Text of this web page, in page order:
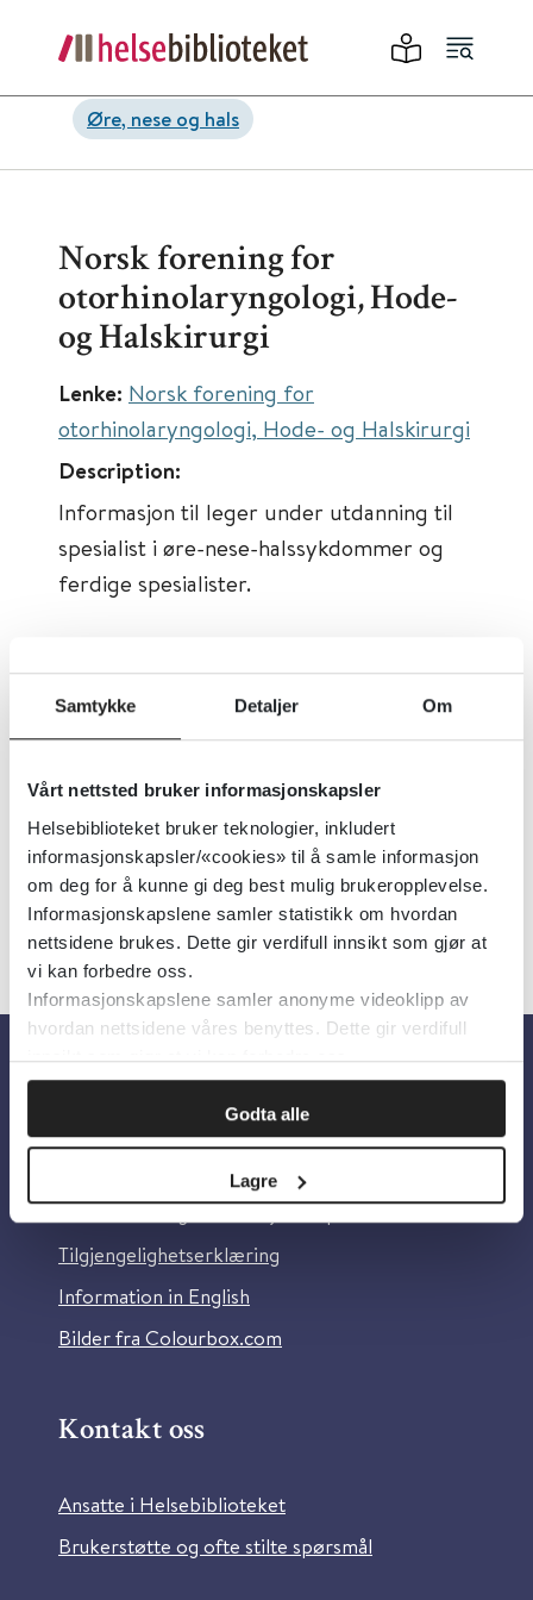
Samtykke Detaljer Om
Vårt nettsted bruker informasjonskapsler
Helsebiblioteket bruker teknologier, inkludert
informasjonskapsler/«cookies» til å samle informasjon
om deg for å kunne gi deg best mulig brukeropplevelse.
Informasjonskapslene samler statistikk om hvordan
nettsidene brukes. Dette gir verdifull innsikt som gjør at
vi kan forbedre oss.
Informasjonskapslene samler anonyme videoklipp av
hvordan nettsidene våres benyttes. Dette gir verdifull
innsikt som gjør at vi kan forbedre oss.
Godta alle
Lagre
Øre, nese og hals
Norsk forening for
otorhinolaryngologi, Hode-
og Halskirurgi
Lenke: Norsk forening for
otorhinolaryngologi, Hode- og Halskirurgi
Description:
Informasjon til leger under utdanning til
spesialist i øre-nese-halssykdommer og
ferdige spesialister.
Dokumenttype:
Språk: Norsk
Om Helsebiblioteket
Personvern og informasjonskapsler
Tilgjengelighetserklæring
Information in English
Bilder fra Colourbox.com
Kontakt oss
Ansatte i Helsebiblioteket
Brukerstøtte og ofte stilte spørsmål